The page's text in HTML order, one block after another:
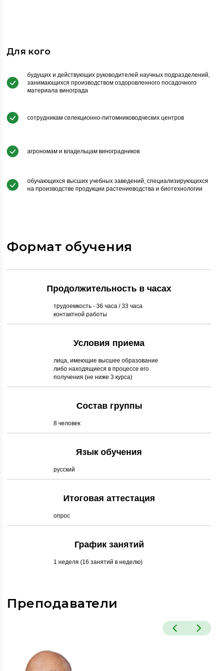
Для кого
будущих и действующих руководителей научных подразделений,
занимающихся производством оздоровленного посадочного
материала винограда
сотрудникам селекционно-питомниководческих центров
агрономам и владельцам виноградников
обучающихся высших учебных заведений, специализирующихся
на производстве продукции растениеводства и биотехнологии
Формат обучения
Продолжительность в часах
трудоемкость - 36 часа / 33 часа
контактной работы
Условия приема
лица, имеющие высшее образование
либо находящиеся в процессе его
получения (не ниже 3 курса)
Состав группы
8 человек
Язык обучения
русский
Итоговая аттестация
опрос
График занятий
1 неделя (16 занятий в неделю)
Преподаватели